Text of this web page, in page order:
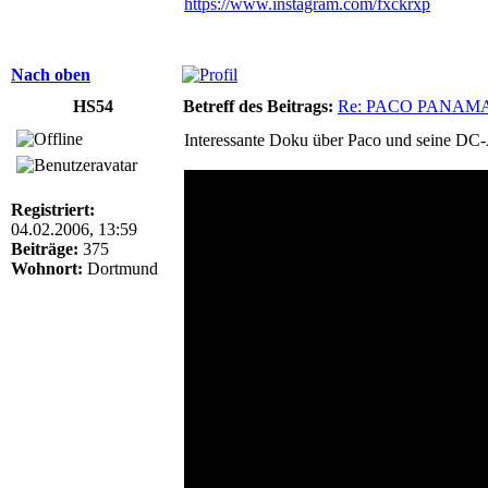
Nach oben
HS54
Betreff des Beitrags: Re: PACO
Registriert:
04.02.2006, 13:59
Beiträge: 375
Wohnort: Dortmund
Interessante Doku über Paco und seine